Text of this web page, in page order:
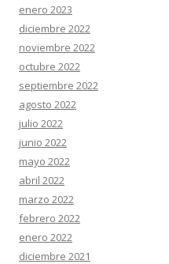
enero 2023
diciembre 2022
noviembre 2022
octubre 2022
septiembre 2022
agosto 2022
julio 2022
junio 2022
mayo 2022
abril 2022
marzo 2022
febrero 2022
enero 2022
diciembre 2021